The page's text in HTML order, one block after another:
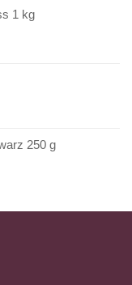
1 kg
250 g